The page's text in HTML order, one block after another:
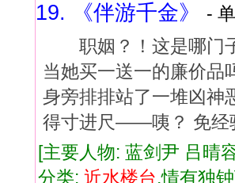
19. 《伴游千金》
-
职姻？！这是哪
当她买一送一的廉
身旁排排站了一堆凶
得寸进尺——咦？
[主要人物: 蓝剑尹 吕
分类: 近水楼台,情有独